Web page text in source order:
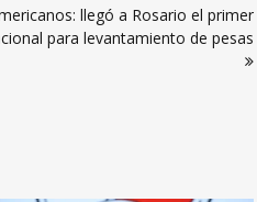
llegó a Rosario el primer
para levantamiento de pesas